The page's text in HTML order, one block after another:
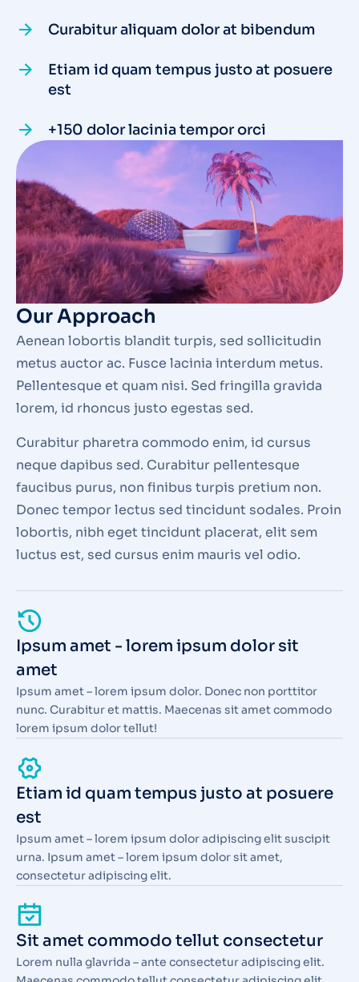
Curabitur aliquam dolor at bibendum
Etiam id quam tempus justo at posuere
est
+150 dolor lacinia tempor orci
Our Approach
Aenean lobortis blandit turpis, sed sollicitudin
metus auctor ac. Fusce lacinia interdum metus.
Pellentesque et quam nisi. Sed fringilla gravida
lorem, id rhoncus justo egestas sed.
Curabitur pharetra commodo enim, id cursus
neque dapibus sed. Curabitur pellentesque
faucibus purus, non finibus turpis pretium non.
Donec tempor lectus sed tincidunt sodales. Proin
lobortis, nibh eget tincidunt placerat, elit sem
luctus est, sed cursus enim mauris vel odio.
Ipsum amet - lorem ipsum dolor sit
amet
Ipsum amet – lorem ipsum dolor. Donec non porttitor
nunc. Curabitur et mattis. Maecenas sit amet commodo
lorem ipsum dolor tellut!
Etiam id quam tempus justo at posuere
est
Ipsum amet – lorem ipsum dolor adipiscing elit suscipit
urna. Ipsum amet – lorem ipsum dolor sit amet,
consectetur adipiscing elit.
Sit amet commodo tellut consectetur
Lorem nulla glavrida – ante consectetur adipiscing elit.